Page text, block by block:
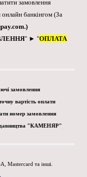
замовлення
банкінгом (За
.)
" ► "ОПЛАТА
замовлення
вартість оплати
номер замовлення
"КАМЕНЯР"
Mastercard та інші.